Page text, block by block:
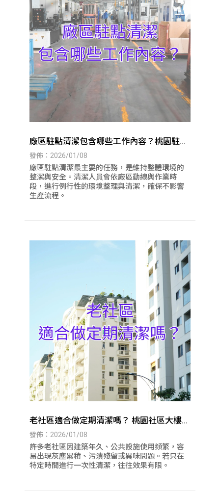
廠區駐點清潔包含哪些工作內容？桃園駐點
清潔｜八德駐點清潔
發佈：2026/01/08
廠區駐點清潔最主要的任務，是維持整體環境的
整潔與安全。清潔人員會依廠區動線與作業時
段，進行例行性的環境整理與清潔，確保不影響
生產流程。
老社區適合做定期清潔嗎？ 桃園社區大樓清
潔｜八德社區大樓清潔
發佈：2026/01/08
許多老社區因建築年久、公共設施使用頻繁，容
易出現灰塵累積、污漬殘留或異味問題。若只在
特定時間進行一次性清潔，往往效果有限。